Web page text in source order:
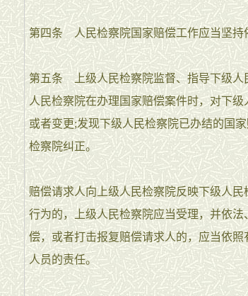
第四条 人民检察院国家赔偿工作应当坚持
第五条 上级人民检察院监督、指导下级人
人民检察院在办理国家赔偿案件时，对下
或者变更;发现下级人民检察院已办结的国
检察院纠正。
赔偿请求人向上级人民检察院反映下级人
行为的，上级人民检察院应当受理，并依
偿，或者打击报复赔偿请求人的，应当依
人员的责任。